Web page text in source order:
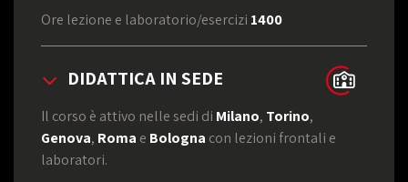
Ore lezione e laboratorio/esercizi 1400
DIDATTICA IN SEDE
Il corso è attivo nelle sedi di Milano, Torino,
Genova, Roma e Bologna con lezioni frontali e
laboratori.